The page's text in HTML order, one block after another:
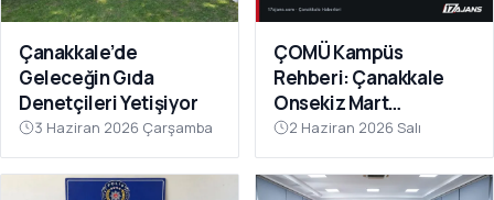
Çanakkale’de
Geleceğin Gıda
Denetçileri Yetişiyor
3 Haziran 2026 Çarşamba
ÇOMÜ Kampüs
Rehberi: Çanakkale
Onsekiz Mart
Üniversitesi'nde
Yaşam
2 Haziran 2026 Salı